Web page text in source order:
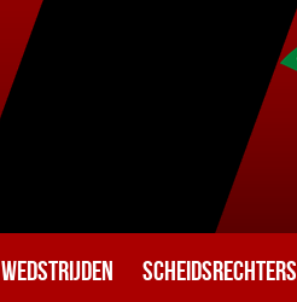
Wedstrijden Scheidsrechters